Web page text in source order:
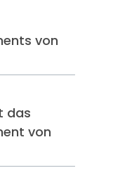
von
das
von